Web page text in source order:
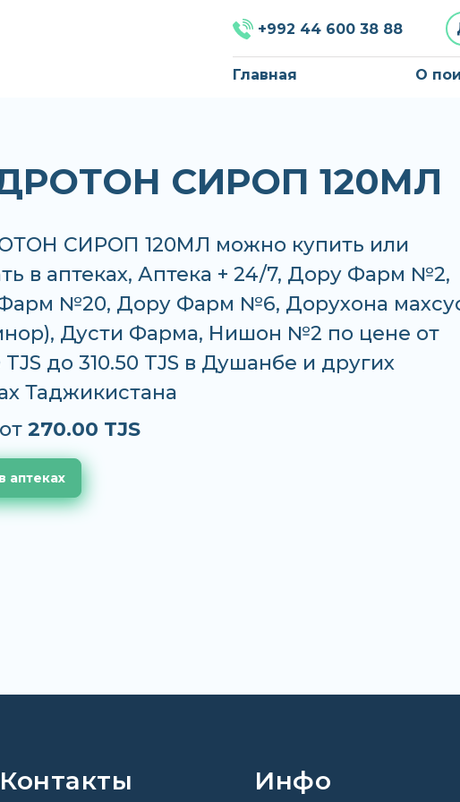
+992 44 600 38 88
Главная О
СИРОП 120МЛ
СИРОП 120МЛ можно купить или
в аптеках, Аптека + 24/7, Дору Фарм №2,
№20, Дору Фарм №6, Дорухона
Дусти Фарма, Нишон №2 по цене от
TJS до 310.50 TJS в Душанбе и других
Таджикистана
270.00 TJS
аптеках
Контакты Инфо